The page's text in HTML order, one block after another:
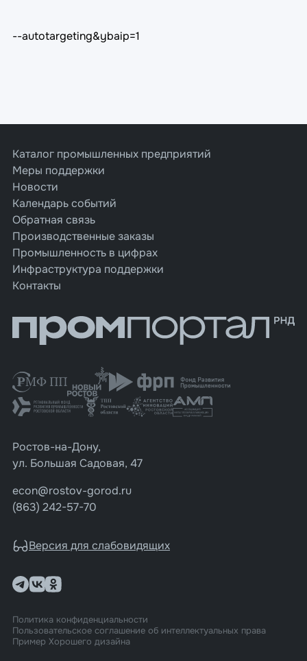
--autotargeting&ybaip=1
Каталог промышленных предприятий
Меры поддержки
Новости
Календарь событий
Обратная связь
Производственные заказы
Промышленность в цифрах
Инфраструктура поддержки
Контакты
Ростов-на-Дону,
ул. Большая Садовая, 47
econ@rostov-gorod.ru
(863) 242-57-70
Версия для слабовидящих
Политика конфиденциальности
Пользовательское соглашение об интеллектуальных права
Пример Хорошего дизайна